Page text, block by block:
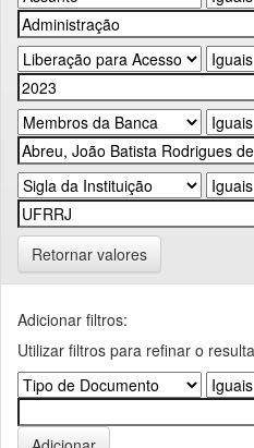
Retornar valores
Adicionar filtros:
Utilizar filtros para refinar o